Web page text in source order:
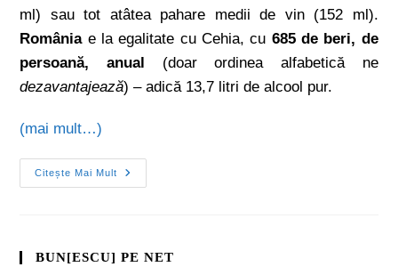
ml) sau tot atâtea pahare medii de vin (152 ml).
Româniae la egalitate cu Cehia, cu 685 de beri, de
persoană, anual (doar ordinea alfabetică ne
dezavantajează) – adică 13,7 litri de alcool pur.
(mai mult…)
Citește Mai Mult
BUN[ESCU] PE NET